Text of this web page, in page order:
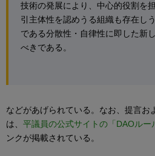
技術の発展により、中心的役割を
引主体性を認めうる組織も存在し
である分散性・自律性に即した新
べきである。
などがあげられている。なお、提言お
は、 平議員の公式サイトの「DAOルー
ンクが掲載されている。